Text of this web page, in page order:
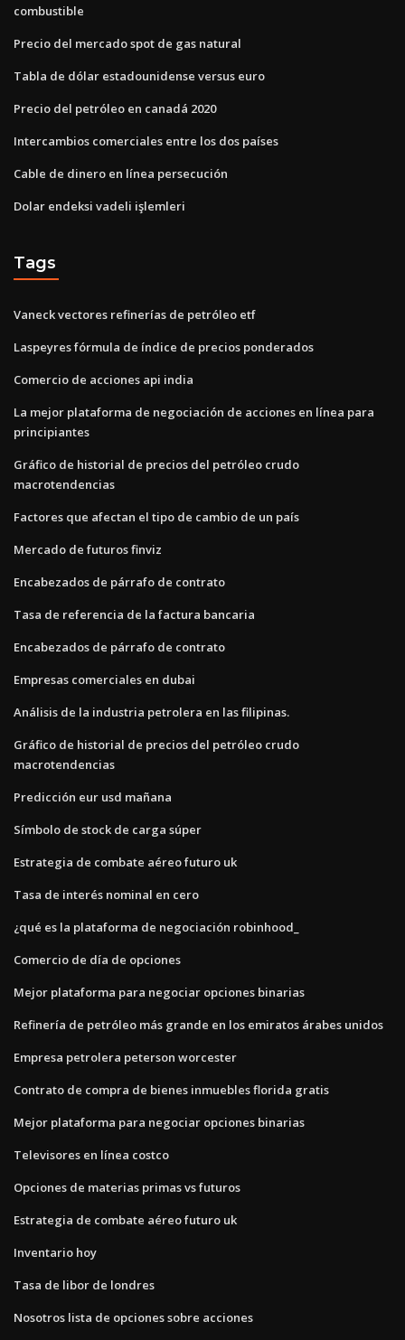
combustible
Precio del mercado spot de gas natural
Tabla de dólar estadounidense versus euro
Precio del petróleo en canadá 2020
Intercambios comerciales entre los dos países
Cable de dinero en línea persecución
Dolar endeksi vadeli işlemleri
Tags
Vaneck vectores refinerías de petróleo etf
Laspeyres fórmula de índice de precios ponderados
Comercio de acciones api india
La mejor plataforma de negociación de acciones en línea para
principiantes
Gráfico de historial de precios del petróleo crudo
macrotendencias
Factores que afectan el tipo de cambio de un país
Mercado de futuros finviz
Encabezados de párrafo de contrato
Tasa de referencia de la factura bancaria
Encabezados de párrafo de contrato
Empresas comerciales en dubai
Análisis de la industria petrolera en las filipinas.
Gráfico de historial de precios del petróleo crudo
macrotendencias
Predicción eur usd mañana
Símbolo de stock de carga súper
Estrategia de combate aéreo futuro uk
Tasa de interés nominal en cero
¿qué es la plataforma de negociación robinhood_
Comercio de día de opciones
Mejor plataforma para negociar opciones binarias
Refinería de petróleo más grande en los emiratos árabes unidos
Empresa petrolera peterson worcester
Contrato de compra de bienes inmuebles florida gratis
Mejor plataforma para negociar opciones binarias
Televisores en línea costco
Opciones de materias primas vs futuros
Estrategia de combate aéreo futuro uk
Inventario hoy
Tasa de libor de londres
Nosotros lista de opciones sobre acciones